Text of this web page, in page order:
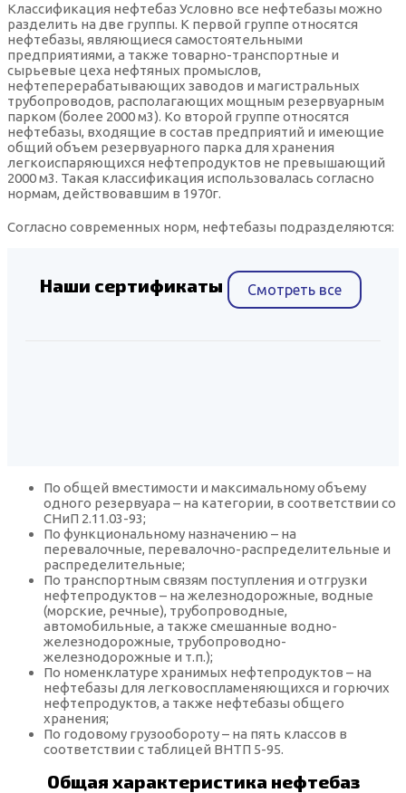
Классификация нефтебаз Условно все нефтебазы можно
разделить на две группы. К первой группе относятся
нефтебазы, являющиеся самостоятельными
предприятиями, а также товарно-транспортные и
сырьевые цеха нефтяных промыслов,
нефтеперерабатывающих заводов и магистральных
трубопроводов, располагающих мощным резервуарным
парком (более 2000 м3). Ко второй группе относятся
нефтебазы, входящие в состав предприятий и имеющие
общий объем резервуарного парка для хранения
легкоиспаряющихся нефтепродуктов не превышающий
2000 м3. Такая классификация использовалась согласно
нормам, действовавшим в 1970г.
Согласно современных норм, нефтебазы подразделяются:
Наши сертификаты Смотреть все
По общей вместимости и максимальному объему
одного резервуара – на категории, в соответствии со
СНиП 2.11.03-93;
По функциональному назначению – на
перевалочные, перевалочно-распределительные и
распределительные;
По транспортным связям поступления и отгрузки
нефтепродуктов – на железнодорожные, водные
(морские, речные), трубопроводные,
автомобильные, а также смешанные водно-
железнодорожные, трубопроводно-
железнодорожные и т.п.);
По номенклатуре хранимых нефтепродуктов – на
нефтебазы для легковоспламеняющихся и горючих
нефтепродуктов, а также нефтебазы общего
хранения;
По годовому грузообороту – на пять классов в
соответствии с таблицей ВНТП 5-95.
Общая характеристика нефтебаз